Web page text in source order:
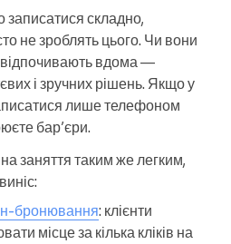
записатися складно,
не зроблять цього. Чи вони
відпочивають вдома —
і зручних рішень. Якщо у
лише телефоном
бар’єри.
заняття таким же легким,
бронювання: клієнти
місце за кілька кліків на